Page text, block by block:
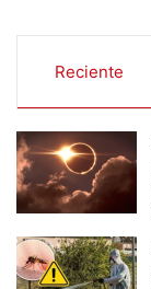
Reciente